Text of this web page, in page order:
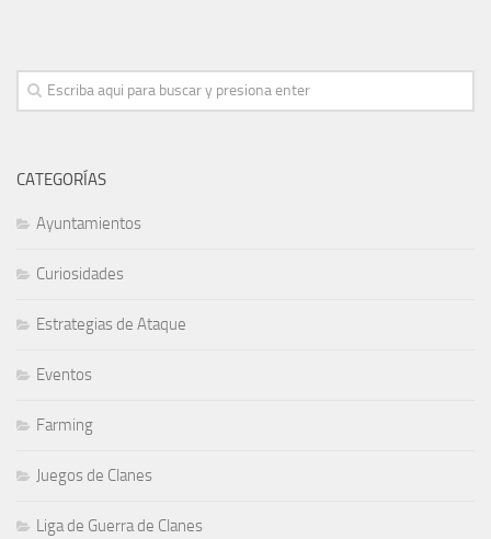
CATEGORÍAS
Ayuntamientos
Curiosidades
Estrategias de Ataque
Eventos
Farming
Juegos de Clanes
Liga de Guerra de Clanes